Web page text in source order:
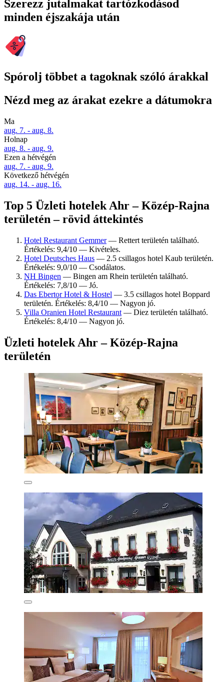
Szerezz jutalmakat tartózkodásod
minden éjszakája után
Spórolj többet a tagoknak szóló árakkal
Nézd meg az árakat ezekre a dátumokra
Ma
aug. 7. - aug. 8.
Holnap
aug. 8. - aug. 9.
Ezen a hétvégén
aug. 7. - aug. 9.
Következő hétvégén
aug. 14. - aug. 16.
Top 5 Üzleti hotelek Ahr – Közép-Rajna
területén – rövid áttekintés
Hotel Restaurant Gemmer— Rettert területén található.
Értékelés: 9,4/10 — Kivételes.
Hotel Deutsches Haus — 2.5 csillagos hotel Kaub területén.
Értékelés: 9,0/10 — Csodálatos.
NH Bingen — Bingen am Rhein területén található.
Értékelés: 7,8/10 — Jó.
Das Ebertor Hotel & Hostel — 3.5 csillagos hotel Boppard
területén. Értékelés: 8,4/10 — Nagyon jó.
Villa Oranien Hotel Restaurant — Diez területén található.
Értékelés: 8,4/10 — Nagyon jó.
Üzleti hotelek Ahr – Közép-Rajna
területén